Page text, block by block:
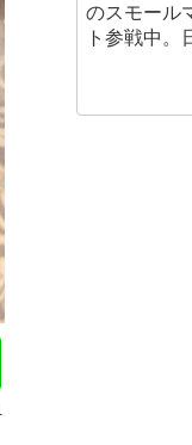
のスモール
ト参戦中。